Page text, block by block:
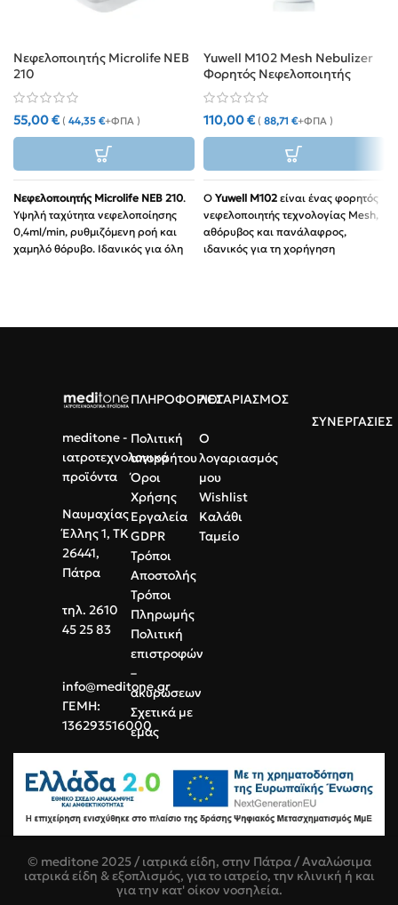
Νεφελοποιητής Microlife NEB
210
55,00€ ( 44,35 €+ΦΠΑ )
Νεφελοποιητής Microlife NEB 210.
Υψηλή ταχύτητα νεφελοποίησης
0,4ml/min, ρυθμιζόμενη ροή και
χαμηλό θόρυβο. Ιδανικός για όλη
Ποιότητα:Πιστοποίηση CE &
Yuwell M102 Mesh Nebulizer
Φορητός Νεφελοποιητής
110,00€ ( 88,71 €+ΦΠΑ )
Ο Yuwell M102 είναι ένας φορητός
νεφελοποιητής τεχνολογίας Mesh,
αθόρυβος και πανάλαφρος,
ιδανικός για τη χορήγηση
USB.
Λειτουργία κάτω από
Περιεχόμενα:
(ενηλίκων/παιδική), επιστόμιο
και θήκη μεταφοράς.
meditone -
ιατροτεχνολογικά
προϊόντα
Ναυμαχίας
Έλλης 1, ΤΚ
26441,
Πάτρα
τηλ. 2610
45 25 83
info@meditone.gr
ΓΕΜΗ:
136293516000
ΠΛΗΡΟΦΟΡΙΕΣ
Πολιτική
απορρήτου
Όροι
Χρήσης
Εργαλεία
GDPR
Τρόποι
Αποστολής
Τρόποι
Πληρωμής
Πολιτική
επιστροφών
–
ακυρώσεων
Σχετικά με
εμάς
ΛΟΓΑΡΙΑΣΜΟΣ
Ο
λογαριασμός
μου
Wishlist
Καλάθι
Ταμείο
ΣΥΝΕΡΓΑΣΙΕΣ
© meditone 2025 / ιατρικά είδη, στην Πάτρα / Αναλώσιμα
ιατρικά είδη & εξοπλισμός, για το ιατρείο, την κλινική ή και
για την κατ' οίκον νοσηλεία.